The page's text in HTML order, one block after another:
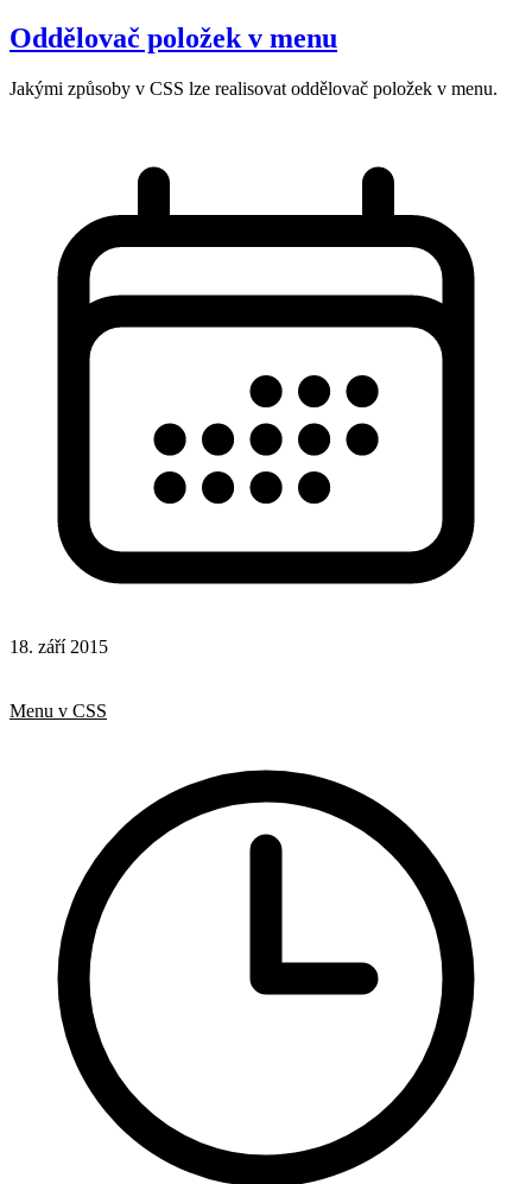
Oddělovač položek v menu
Jakými způsoby v CSS lze realisovat oddělovač položek v menu.
18. září 2015
Menu v CSS